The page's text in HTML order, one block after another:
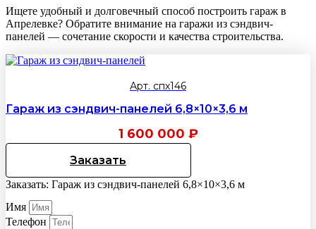
Ищете удобный и долговечный способ построить гараж в
Апрелевке? Обратите внимание на гаражи из сэндвич-
панелей — сочетание скорости и качества строительства.
Арт. спх146
Гараж из сэндвич-панелей 6,8×10×3,6 м
1 600 000 ₽
Заказать
Заказать: Гараж из сэндвич-панелей 6,8×10×3,6 м
Имя
Телефон